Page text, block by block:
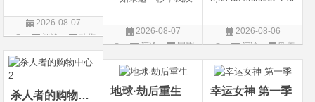
剧情 / 动作 / 战争◎
上映日期 2026-08-
链接 https://movie.
douban.com/s
2026-08-07
评论
动作
片
年 代: 2026◎
产 地: 中国大
情 / 爱情◎语 言:
汉语普通话◎上映
2026-08-07
评论
国剧
ears of Solitude/One
Hundred Years of So
寂/百年孤寂：第一
部(台)/百年孤
2026-08-06
评论
欧美
剧
杀人者的购物中心2 地球·劫后重生 幸运女神 第一季